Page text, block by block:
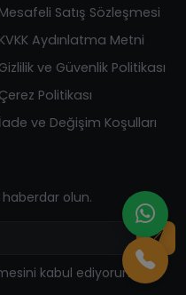
Mesafeli Satış Sözleşmesi
KVKK Aydınlatma Metni
Gizlilik ve Güvenlik Politikası
Çerez Politikası
İade ve Değişim Koşulları
olun.
kabul ediyorum.